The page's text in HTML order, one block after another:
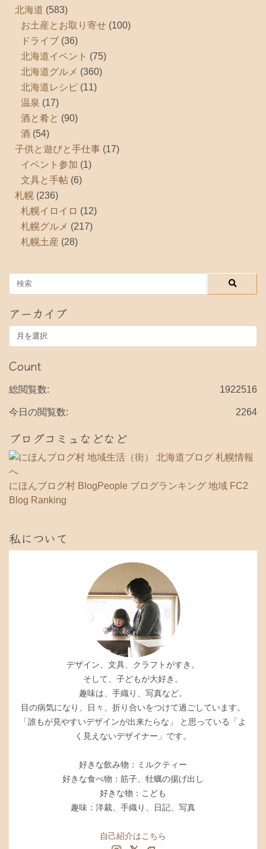
北海道 (583)
お土産とお取り寄せ (100)
ドライブ (36)
北海道イベント (75)
北海道グルメ (360)
北海道レシピ (11)
温泉 (17)
酒と肴と (90)
酒 (54)
子供と遊びと手仕事 (17)
イベント参加 (1)
文具と手帖 (6)
札幌 (236)
札幌イロイロ (12)
札幌グルメ (217)
札幌土産 (28)
アーカイブ
ー
カ
ブ
Count
1922516
総閲覧数:
2264
今日の閲覧数:
ブログコミュなどなど
にほんブログ村 BlogPeople ブログランキング 地域 FC2
Blog Ranking
私について
デザイン、文具、クラフトがすき。
そして、子どもが大好き。
趣味は、手織り、写真など。
目の病気になり、日々、折り合いをつけて過ごしています。
「誰もが見やすいデザインが出来たらな」 と思っている「よ
く見えないデザイナー」です。
好きな飲み物：ミルクティー
好きな食べ物：筋子、牡蠣の揚げ出し
好きな物：こども
趣味：洋裁、手織り、日記、写真
自己紹介はこちら